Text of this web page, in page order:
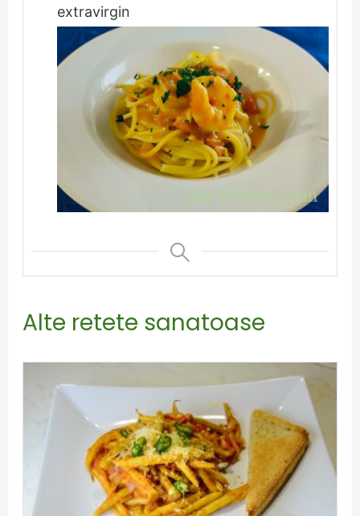
extravirgin
Alte retete sanatoase